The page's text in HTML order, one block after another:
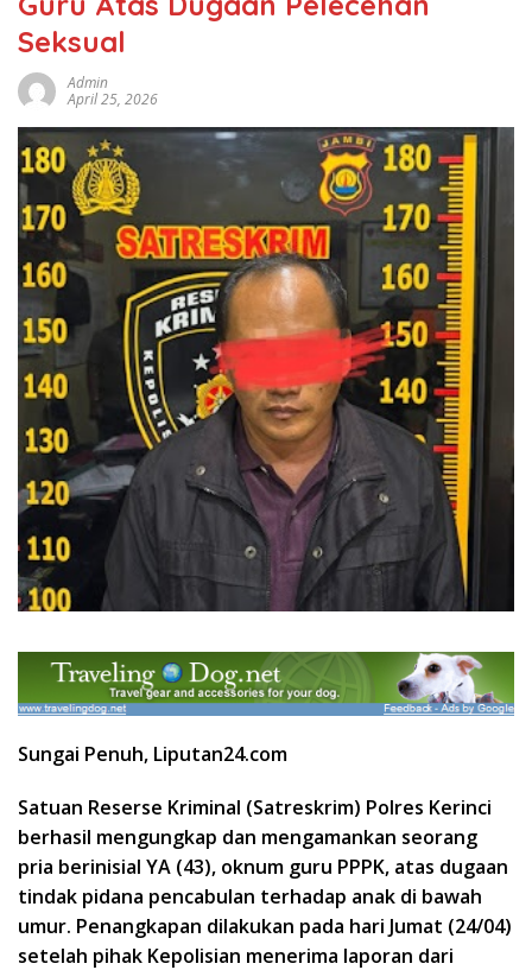
Seksual
Admin
April 25, 2026
Sungai Penuh, Liputan24.com
Satuan Reserse Kriminal (Satreskrim) Polres Kerinci
berhasil mengungkap dan mengamankan seorang
pria berinisial YA (43), oknum guru PPPK, atas dugaan
tindak pidana pencabulan terhadap anak di bawah
umur. Penangkapan dilakukan pada hari Jumat (24/04)
setelah pihak Kepolisian menerima laporan dari